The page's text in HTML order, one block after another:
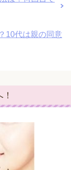
10代は親の同意